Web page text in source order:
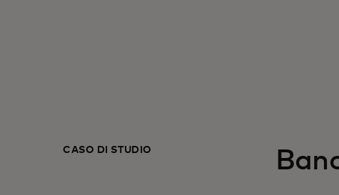
CASO DI STUDIO‎